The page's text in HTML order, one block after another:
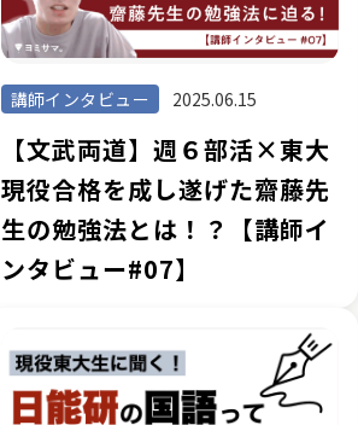
講師インタビュー 2025.06.15
【文武両道】週６部活×東大
現役合格を成し遂げた齋藤先
生の勉強法とは！？【講師イ
ンタビュー#07】